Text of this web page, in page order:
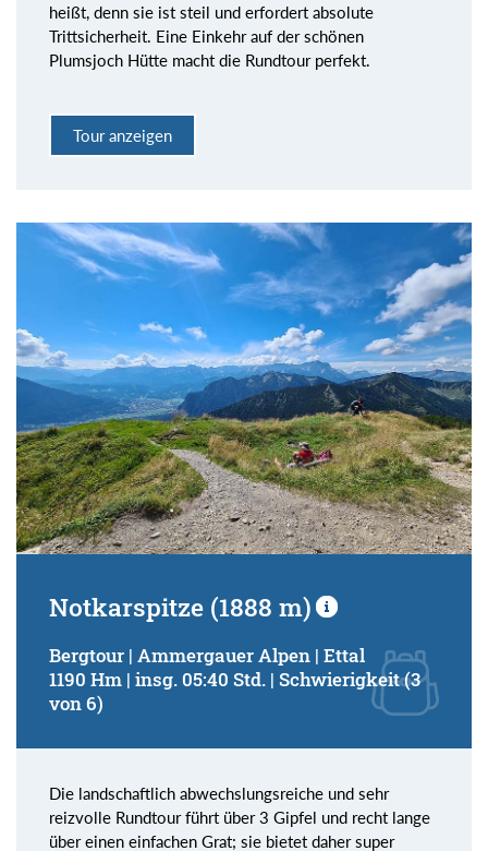
heißt, denn sie ist steil und erfordert absolute
Trittsicherheit. Eine Einkehr auf der schönen
Plumsjoch Hütte macht die Rundtour perfekt.
Tour anzeigen
Notkarspitze (1888 m)
Bergtour | Ammergauer Alpen | Ettal
1190 Hm | insg. 05:40 Std. | Schwierigkeit (3
von 6)
Die landschaftlich abwechslungsreiche und sehr
reizvolle Rundtour führt über 3 Gipfel und recht lange
über einen einfachen Grat; sie bietet daher super